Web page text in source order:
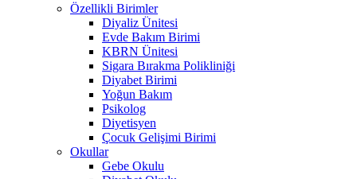
Özellikli Birimler
Diyaliz Ünitesi
Evde Bakım Birimi
KBRN Ünitesi
Sigara Bırakma Polikliniği
Diyabet Birimi
Yoğun Bakım
Psikolog
Diyetisyen
Çocuk Gelişimi Birimi
Okullar
Gebe Okulu